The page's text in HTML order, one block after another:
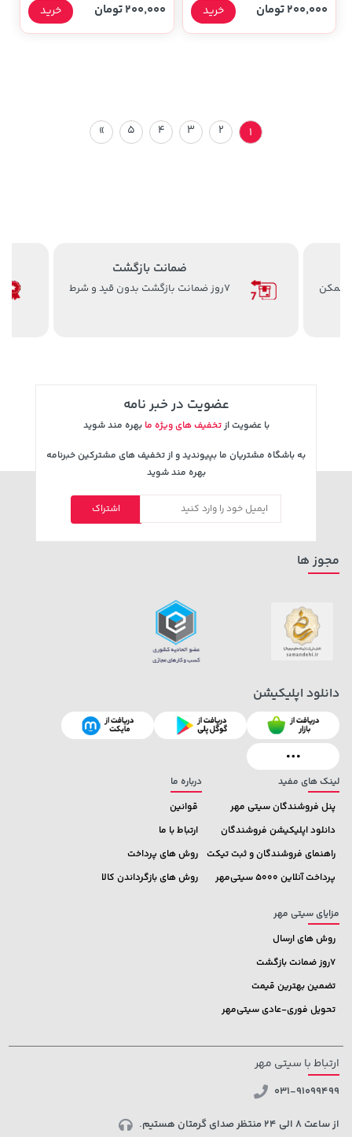
200,000 تومان خرید 200,000 تومان خرید
1
2
3
4
5
»
ممکن
ضمانت بازگشت
7روز ضمانت بازگشت بدون قید و شرط
عضویت در خبر نامه
با عضویت ازتخفیف های ویژه ما بهره مند شوید
به باشگاه مشتریان ما بپیوندید و از تخفیف های مشترکین خبرنامه
بهره مند شوید
اشتراک
لینک های مفید
پنل فروشندگان سیتی مهر
دانلود اپلیکیشن فروشندگان
راهنمای فروشندگان و ثبت تیکت
پرداخت آنلاین 5000 سیتی‌مهر
درباره ما
قوانین
ارتباط با ما
روش های پرداخت
روش های بازگرداندن کالا
مزایای سیتی مهر
روش های ارسال
7روز ضمانت بازگشت
تضمین بهترین قیمت
تحویل فوری-عادی سیتی‌مهر
مجوز ها
دانلود اپلیکیشن
ارتباط با سیتی مهر
031-91099499
از ساعت 8 الی 24 منتظر صدای گرمتان هستیم.